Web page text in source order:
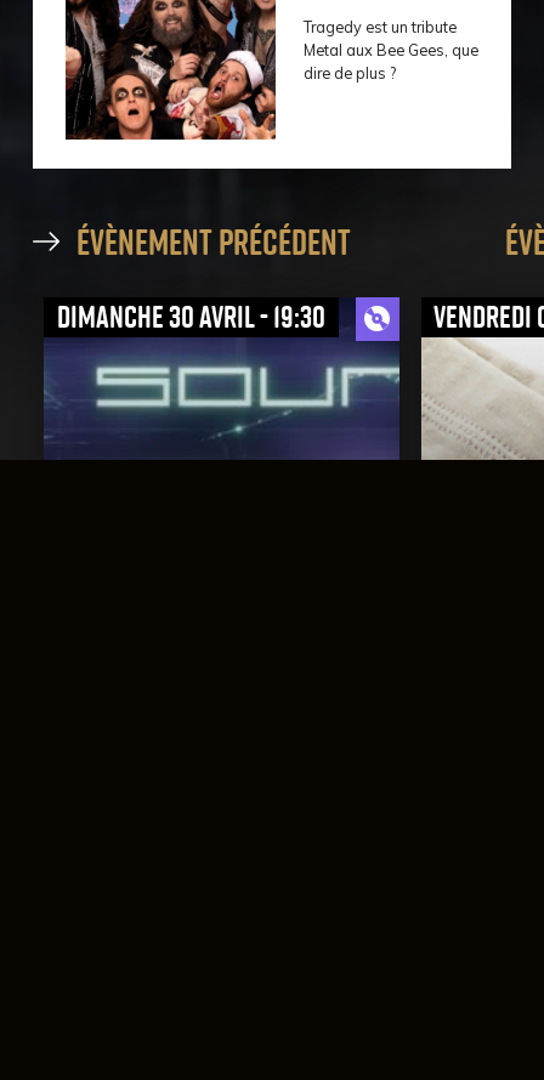
Tragedy est un tribute
Metal aux Bee Gees, que
dire de plus ?
évènement précédent
dimanche 30 avril - 19:30 vendredi